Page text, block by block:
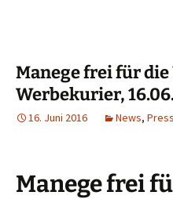
Manege frei für die
Werbekurier,
16. Juni 2016 News,
Manege frei